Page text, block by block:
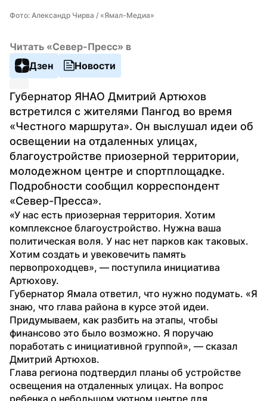
Фото: Александр Чирва / «Ямал-Медиа»
Читать «Север-Пресс» в
Дзен
Новости
Губернатор ЯНАО Дмитрий Артюхов
встретился с жителями Пангод во время
«Честного маршрута». Он выслушал идеи об
освещении на отдаленных улицах,
благоустройстве приозерной территории,
молодежном центре и спортплощадке.
Подробности сообщил корреспондент
«Север-Пресса».
«У нас есть приозерная территория. Хотим
комплексное благоустройство. Нужна ваша
политическая воля. У нас нет парков как таковых.
Хотим создать и увековечить память
первопроходцев», — поступила инициатива
Артюхову.
Губернатор Ямала ответил, что нужно подумать. «Я
знаю, что глава района в курсе этой идеи.
Придумываем, как разбить на этапы, чтобы
финансово это было возможно. Я поручаю
поработать с инициативной группой», — сказал
Дмитрий Артюхов.
Глава региона подтвердил планы об устройстве
освещения на отдаленных улицах. На вопрос
ребенка о небольшом уютном центре для